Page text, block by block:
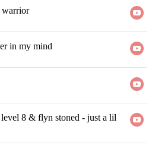
warrior
in my mind
8 & flyn stoned - just a lil